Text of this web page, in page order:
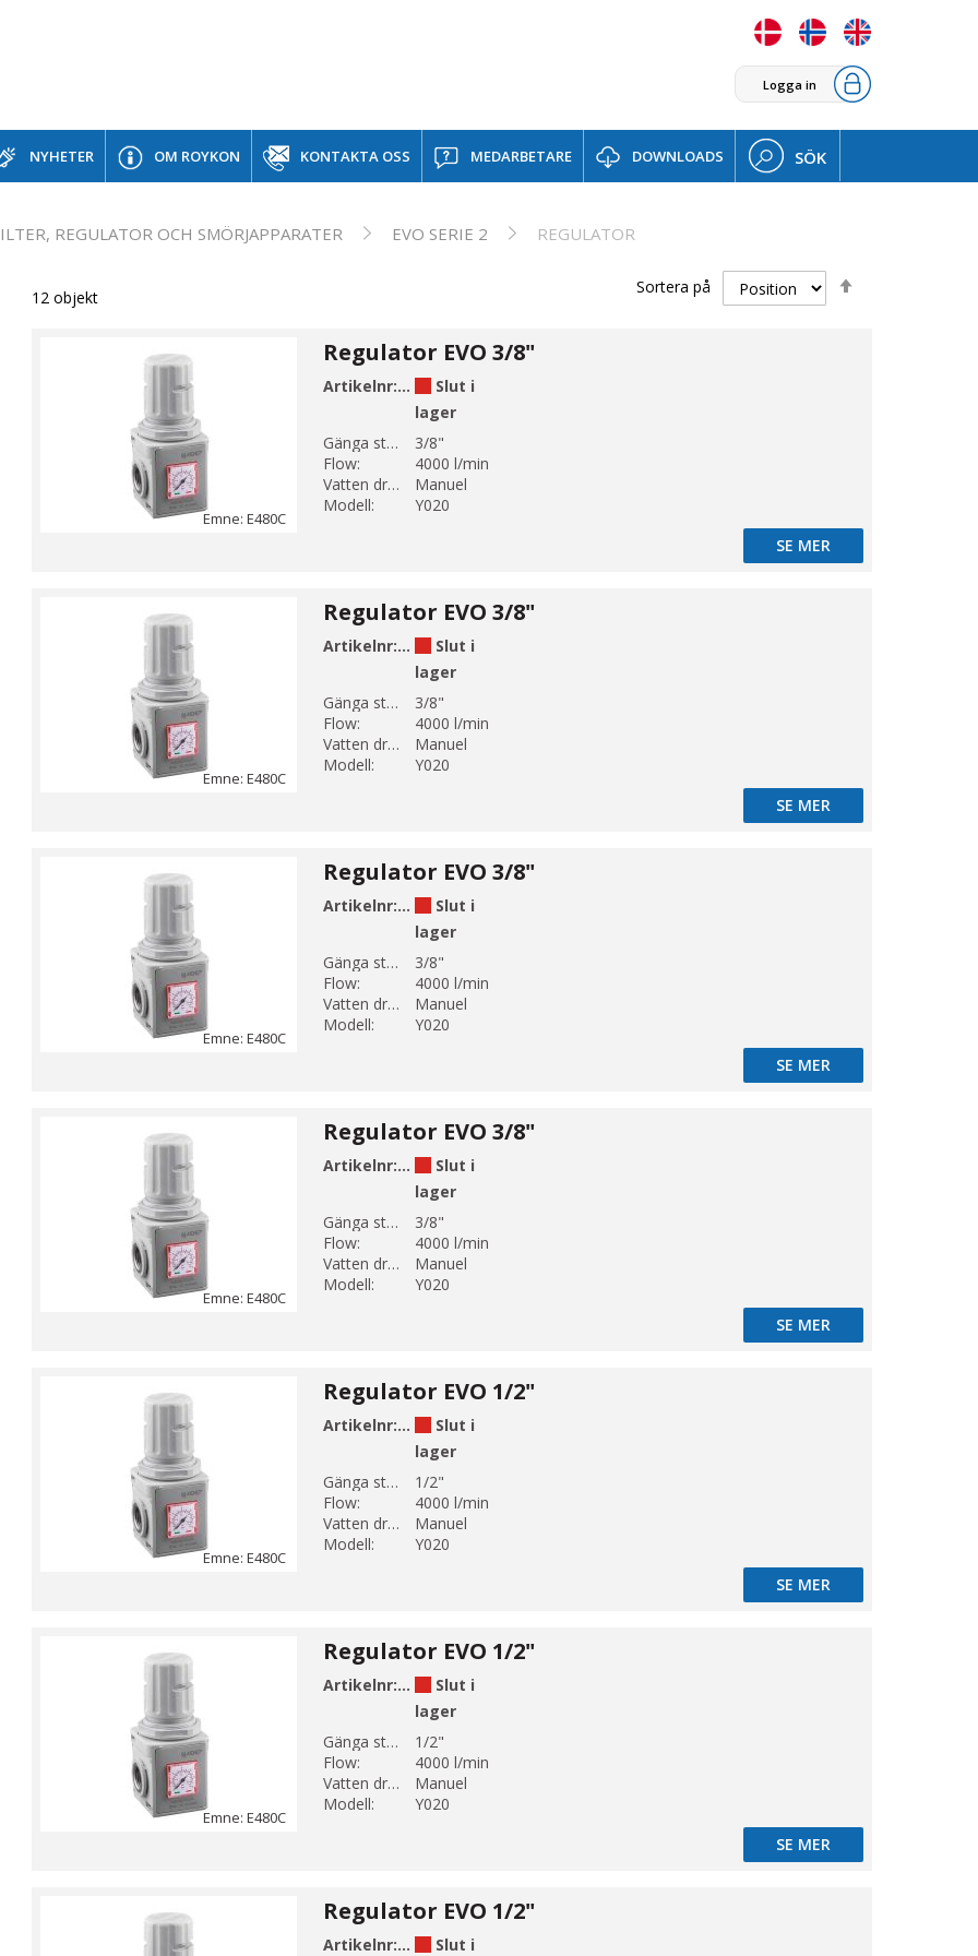
Logga in
NYHETER OM ROYKON KONTAKTA OSS MEDARBETARE DOWNLOADS SÖK
REGULATOR OCH SMÖRJAPPARATER EVO SERIE 2 REGULATOR
12 objekt
Sortera på
Emne: E480C
Regulator EVO 3/8"
Artikelnr:E480-3-2C-02
Slut i
lager
Gänga storlek 1:
3/8"
Flow:
4000 l/min
Vatten dränering:
Manuel
Modell:
Y020
SE MER
Emne: E480C
Regulator EVO 3/8"
Artikelnr:E480-3-2C-04
Slut i
lager
Gänga storlek 1:
3/8"
Flow:
4000 l/min
Vatten dränering:
Manuel
Modell:
Y020
SE MER
Emne: E480C
Regulator EVO 3/8"
Artikelnr:E480-3-2C-08
Slut i
lager
Gänga storlek 1:
3/8"
Flow:
4000 l/min
Vatten dränering:
Manuel
Modell:
Y020
SE MER
Emne: E480C
Regulator EVO 3/8"
Artikelnr:E480-3-2C-12
Slut i
lager
Gänga storlek 1:
3/8"
Flow:
4000 l/min
Vatten dränering:
Manuel
Modell:
Y020
SE MER
Emne: E480C
Regulator EVO 1/2"
Artikelnr:E480-4-2C-02
Slut i
lager
Gänga storlek 1:
1/2"
Flow:
4000 l/min
Vatten dränering:
Manuel
Modell:
Y020
SE MER
Emne: E480C
Regulator EVO 1/2"
Artikelnr:E480-4-2C-04
Slut i
lager
Gänga storlek 1:
1/2"
Flow:
4000 l/min
Vatten dränering:
Manuel
Modell:
Y020
SE MER
Regulator EVO 1/2"
Artikelnr:E480-4-2C-08
Slut i